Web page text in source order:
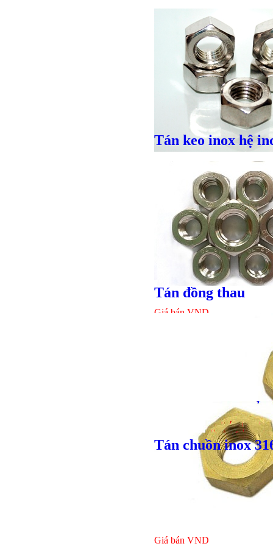
Bulong lục giác
VND
Tán keo inox hệ
Giá bán VND
Tán đồng thau
Giá bán VND
Tán chuồn inox